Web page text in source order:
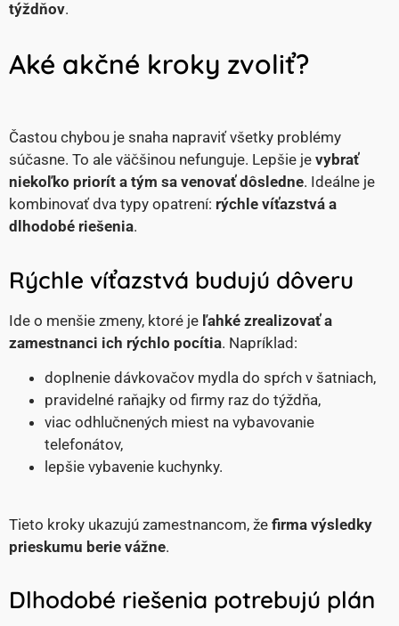
týždňov.
Aké akčné kroky zvoliť?
Častou chybou je snaha napraviť všetky problémy
súčasne. To ale väčšinou nefunguje. Lepšie je vybrať
niekoľko priorít a tým sa venovať dôsledne. Ideálne je
kombinovať dva typy opatrení: rýchle víťazstvá a
dlhodobé riešenia.
Rýchle víťazstvá budujú dôveru
Ide o menšie zmeny, ktoré je ľahké zrealizovať a
zamestnanci ich rýchlo pocítia. Napríklad:
doplnenie dávkovačov mydla do spŕch v šatniach,
pravidelné raňajky od firmy raz do týždňa,
viac odhlučnených miest na vybavovanie
telefonátov,
lepšie vybavenie kuchynky.
Tieto kroky ukazujú zamestnancom, že firma výsledky
prieskumu berie vážne.
Dlhodobé riešenia potrebujú plán